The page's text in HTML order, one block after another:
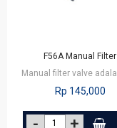
F56A Manual Filter
Rp 145,000